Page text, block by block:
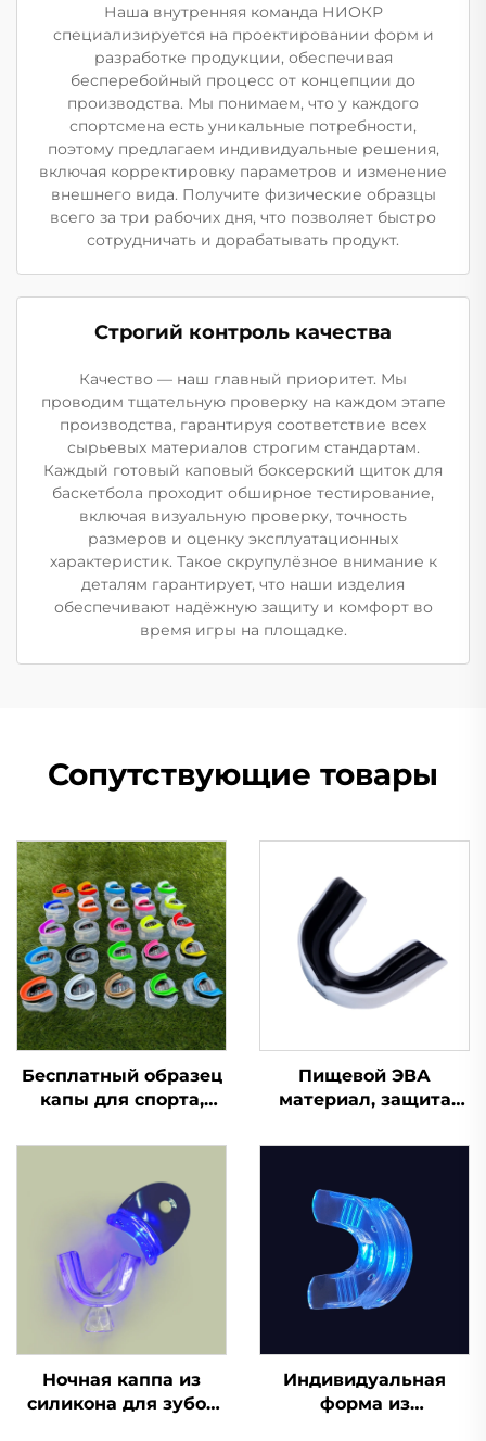
Наша внутренняя команда НИОКР
специализируется на проектировании форм и
разработке продукции, обеспечивая
бесперебойный процесс от концепции до
производства. Мы понимаем, что у каждого
спортсмена есть уникальные потребности,
поэтому предлагаем индивидуальные решения,
включая корректировку параметров и изменение
внешнего вида. Получите физические образцы
всего за три рабочих дня, что позволяет быстро
сотрудничать и дорабатывать продукт.
Строгий контроль качества
Качество — наш главный приоритет. Мы
проводим тщательную проверку на каждом этапе
производства, гарантируя соответствие всех
сырьевых материалов строгим стандартам.
Каждый готовый каповый боксерский щиток для
баскетбола проходит обширное тестирование,
включая визуальную проверку, точность
размеров и оценку эксплуатационных
характеристик. Такое скрупулёзное внимание к
деталям гарантирует, что наши изделия
обеспечивают надёжную защиту и комфорт во
время игры на площадке.
Сопутствующие товары
Бесплатный образец
капы для спорта,
детская насадка,
двухцветная ЭВА
капа для брекетов,
для ММА, бокса
Пищевой ЭВА
материал, защита
брекетов, боксерская
защитные
спортивные капы для
зубов
Ночная каппа из
силикона для зубов
Индивидуальная
форма из